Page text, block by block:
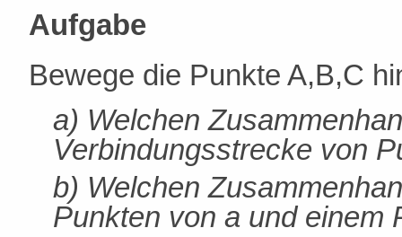
Aufgabe
Bewege die Punkte A,B,C
a) Welchen
Verbindungsstrecke von
b) Welchen
Punkten von a und einem